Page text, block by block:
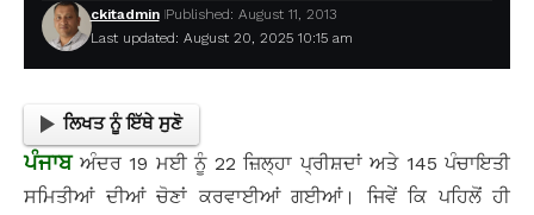
Last updated: August 20, 2025 10:15 am
ckitadmin Published: August 11, 2013
ਲਿਖਤ ਨੂੰ ਇੱਥੇ ਸੁਣੋ
ਪੰਜਾਬਅੰਦਰ 19 ਮਈ ਨੂੰ 22 ਜ਼ਿਲ੍ਹਾ ਪ੍ਰੀਸ਼ਦਾਂ ਅਤੇ 145 ਪੰਚਾਇਤੀ
ਸਮਿਤੀਆਂ ਦੀਆਂ ਚੋਣਾਂ ਕਰਵਾਈਆਂ ਗਈਆਂ। ਜਿਵੇਂ ਕਿ ਪਹਿਲੋਂ ਹੀ